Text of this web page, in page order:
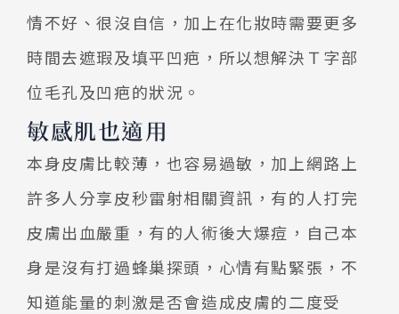
情不好、很沒自信，加上在化妝時需要更多
時間去遮瑕及填平凹疤，所以想解決Ｔ字部
位毛孔及凹疤的狀況。
敏感肌也適用
本身皮膚比較薄，也容易過敏，加上網路上
許多人分享皮秒雷射相關資訊，有的人打完
皮膚出血嚴重，有的人術後大爆痘，自己本
身是沒有打過蜂巢探頭，心情有點緊張，不
知道能量的刺激是否會造成皮膚的二度受